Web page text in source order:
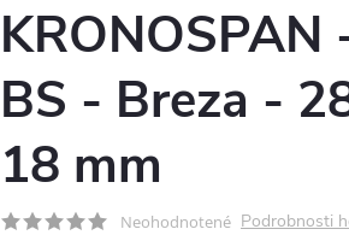
BS - Breza -
18 mm
Neohodnotené Podrobnosti